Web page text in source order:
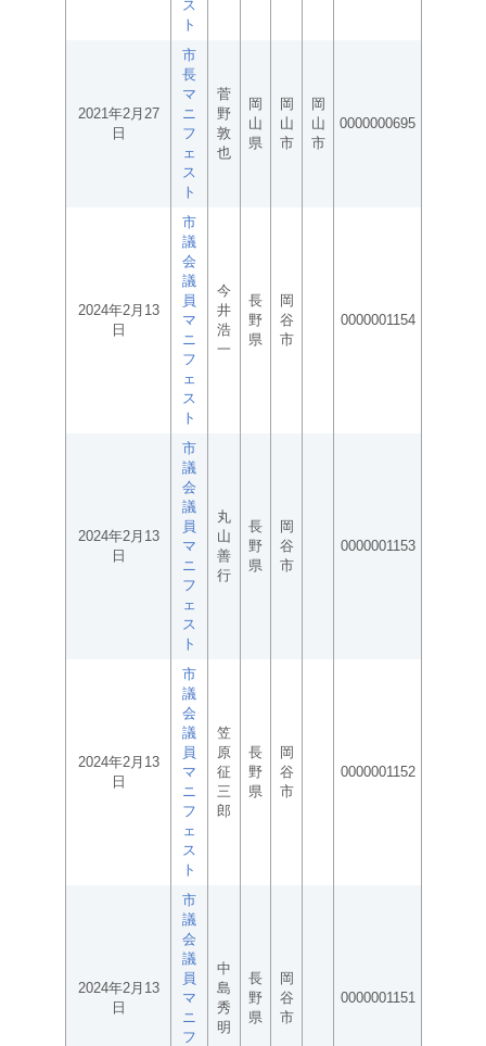
ス
ト
2021年2月27
日
市
長
マ
ニ
フ
ェ
ス
ト
菅
野
敦
也
岡
山
県
岡
山
市
岡
山
市
0000000695
2024年2月13
日
市
議
会
議
員
マ
ニ
フ
ェ
ス
ト
今
井
浩
一
長
野
県
岡
谷
市
0000001154
2024年2月13
日
市
議
会
議
員
マ
ニ
フ
ェ
ス
ト
丸
山
善
行
長
野
県
岡
谷
市
0000001153
2024年2月13
日
市
議
会
議
員
マ
ニ
フ
ェ
ス
ト
笠
原
征
三
郎
長
野
県
岡
谷
市
0000001152
2024年2月13
日
市
議
会
議
員
マ
ニ
フ
中
島
秀
明
長
野
県
岡
谷
市
0000001151